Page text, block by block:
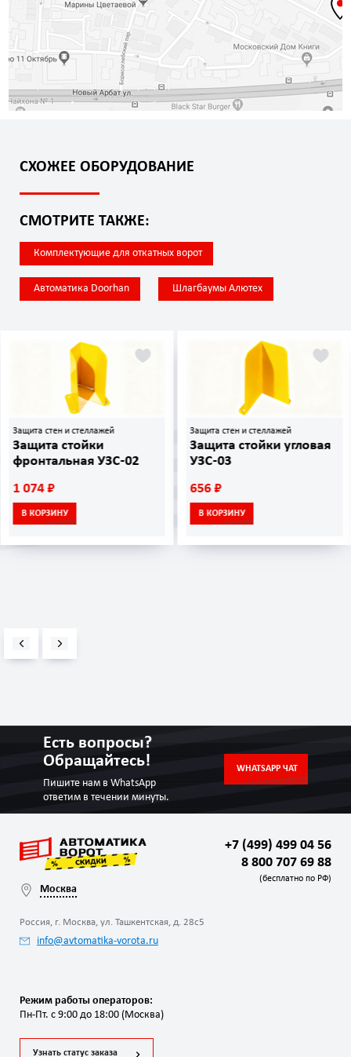
СХОЖЕЕ ОБОРУДОВАНИЕ
СМОТРИТЕ ТАКЖЕ:
Комплектующие для откатных ворот
Автоматика Doorhan Шлагбаумы Алютех
Защита стен и стеллажей
Защита стойки
фронтальная УЗС-02
1 074 ₽
В КОРЗИНУ
Защита стен и стеллажей
Защита стойки угловая
УЗС-03
656 ₽
В КОРЗИНУ
Есть вопросы?
Обращайтесь!
Пишите нам в WhatsApp
ответим в течении минуты.
WHATSAPP ЧАТ
Москва
Россия, г. Москва, ул. Ташкентская, д. 28с5
info@avtomatika-vorota.ru
+7 (499) 499 04 56
8 800 707 69 88
(бесплатно по РФ)
Режим работы операторов:
Пн-Пт. с 9:00 до 18:00 (Москва)
Узнать статус заказа